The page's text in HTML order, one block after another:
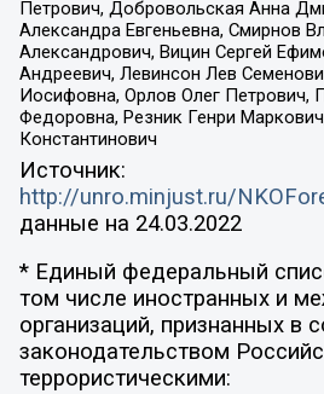
Петрович, Добровольская Анна
Александра Евгеньевна, Смирнов
Александрович, Вицин Сергей
Андреевич, Левинсон Лев
Иосифовна, Орлов Олег Петрович,
Федоровна, Резник Генри
Константинович
Источник:
http://unro.minjust.ru/
данные на 24.03.2022
* Единый федеральный
том числе иностранных и
организаций, признанных в
законодательством
террористическими: